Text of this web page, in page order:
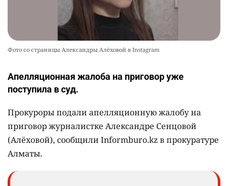
Фото со страницы Александры Алёховой в Instagram
Апелляционная жалоба на приговор уже
поступила в суд.
Прокуроры подали апелляционную жалобу на
приговор журналистке Александре Сенцовой
(Алёховой), сообщили Informburo.kz в прокуратуре
Алматы.